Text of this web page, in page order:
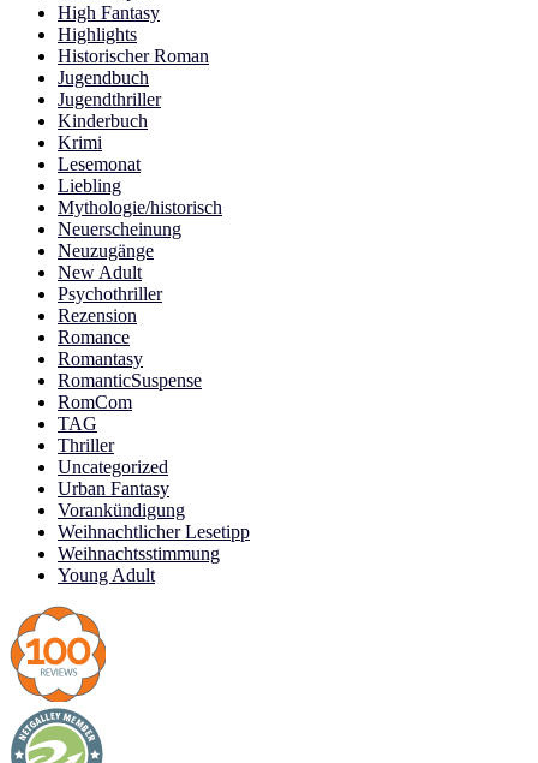
High Fantasy
Highlights
Historischer Roman
Jugendbuch
Jugendthriller
Kinderbuch
Krimi
Lesemonat
Liebling
Mythologie/historisch
Neuerscheinung
Neuzugänge
New Adult
Psychothriller
Rezension
Romance
Romantasy
RomanticSuspense
RomCom
TAG
Thriller
Uncategorized
Urban Fantasy
Vorankündigung
Weihnachtlicher Lesetipp
Weihnachtsstimmung
Young Adult